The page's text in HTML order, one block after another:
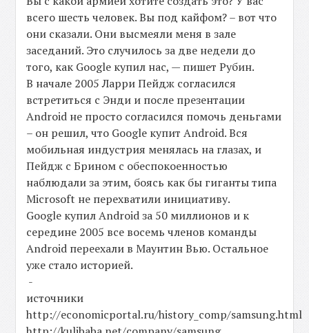
всего шесть человек. Вы под кайфом? – вот что
они сказали. Они высмеяли меня в зале
заседаний. Это случилось за две недели до
того, как Google купил нас, — пишет Рубин.
В начале 2005 Ларри Пейдж согласился
встретиться с Энди и после презентации
Android не просто согласился помочь деньгами
– он решил, что Google купит Android. Вся
мобильная индустрия менялась на глазах, и
Пейдж с Брином с обеспокоенностью
наблюдали за этим, боясь как бы гиганты типа
Microsoft не перехватили инициативу.
Google купил Android за 50 миллионов и к
середине 2005 все восемь членов команды
Android переехали в Маунтин Вью. Остальное
уже стало историей.
-
источники
http://economicportal.ru/history_comp/samsung.html